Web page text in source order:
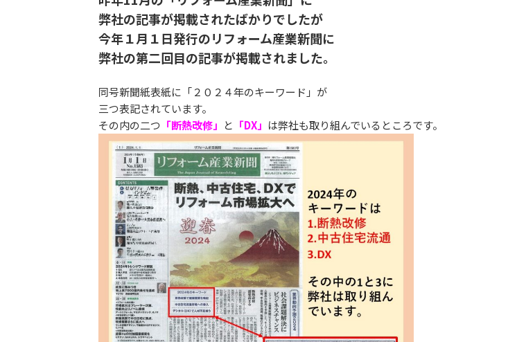
弊社の記事が掲載されたばかりでしたが
今年１月１日発行のリフォーム産業新聞に
弊社の第二回目の記事が掲載されました。
同号新聞紙表紙に「２０２４年のキーワード」が
三つ表記されています。
その内の二つ 「断熱改修」 と 「DX」 は弊社も取り組んでいるところです。